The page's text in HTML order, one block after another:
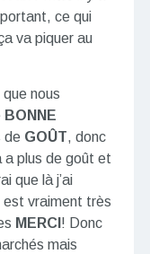
ce qui
va piquer au
que nous
BONNE
de GOÛT, donc
a plus de goût et
que là j’ai
est vraiment très
MERCI ! Donc
mais